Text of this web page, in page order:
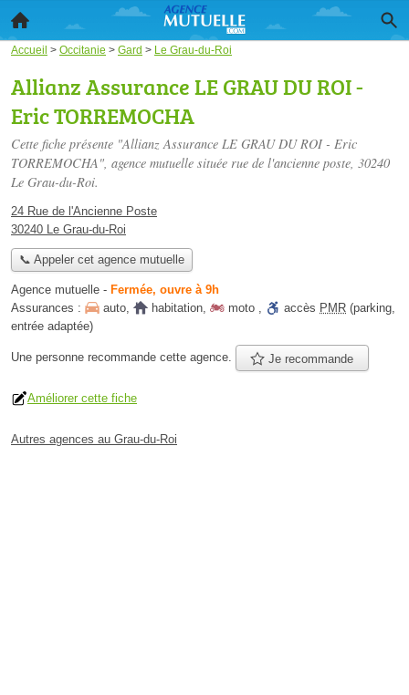
Accueil > Occitanie > Gard > Le Grau-du-Roi
Allianz Assurance LE GRAU DU ROI -
Eric TORREMOCHA
Cette fiche présente "Allianz Assurance LE GRAU DU ROI - Eric
TORREMOCHA", agence mutuelle située rue de l'ancienne poste, 30240
Le Grau-du-Roi.
24 Rue de l'Ancienne Poste
30240 Le Grau-du-Roi
📞 Appeler cet agence mutuelle
Agence mutuelle - Fermée, ouvre à 9h
Assurances :
auto, habitation, moto , accès PMR (parking,
entrée adaptée)
Une personne recommande cette agence. Je recommande
Améliorer cette fiche
Autres agences au Grau-du-Roi